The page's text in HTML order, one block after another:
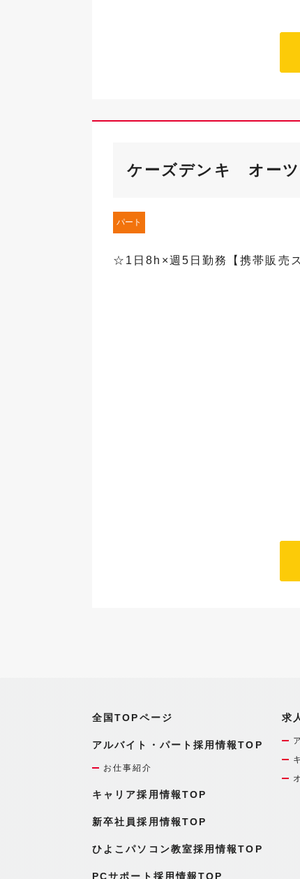
ケーズデンキ オーツ
パート
☆1日8h×週5日勤務【携帯販売
全国TOPページ
アルバイト・パート採用情報TOP
お仕事紹介
キャリア採用情報TOP
新卒社員採用情報TOP
ひよこパソコン教室採用情報TOP
PCサポート採用情報TOP
求